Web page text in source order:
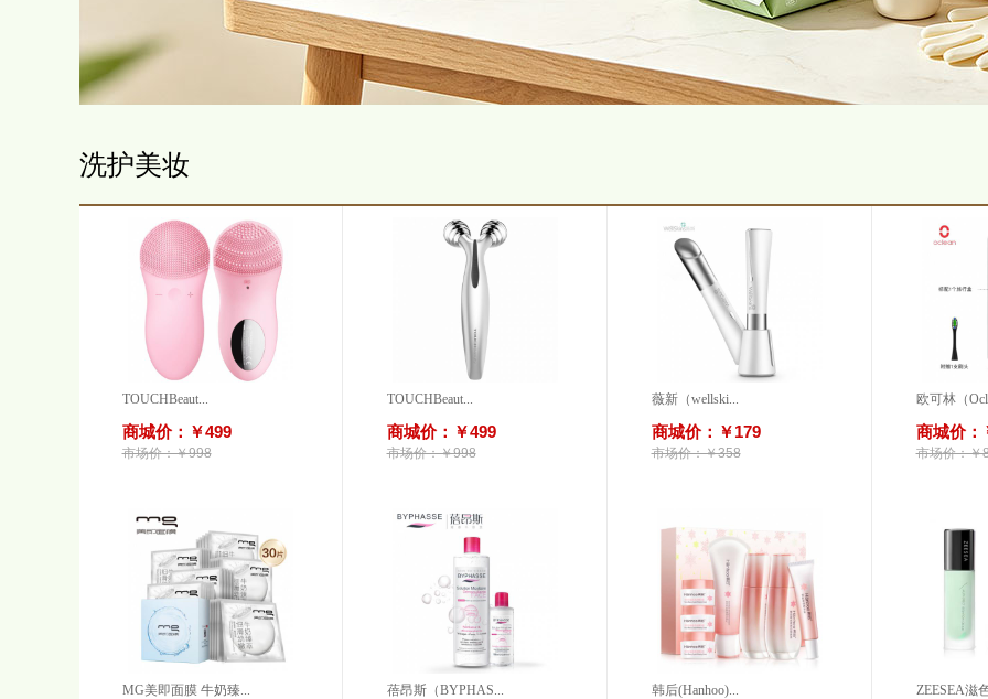
洗护美妆
TOUCHBeaut...
商城价：￥499
市场价：￥998
TOUCHBeaut...
商城价：￥499
市场价：￥998
薇新（wellski...
商城价：￥179
市场价：￥358
欧可林（
商城价：
市场价：￥
MG美即面膜 牛奶臻... 蓓昂斯（BYPHAS... 韩后(Hanhoo)... ZEESEA滋